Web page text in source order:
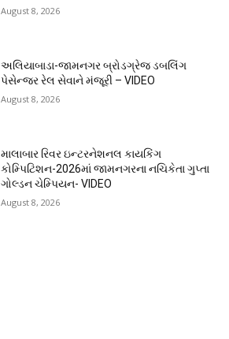
August 8, 2026
અલિયાબાડા-જામનગર બ્રોડગ્રેજ ડબલિંગ
પેસેન્જર રેલ સેવાને મંજૂરી – VIDEO
August 8, 2026
માલાબાર રિવર ઇન્ટરનેશનલ કાયકિંગ
કોમ્પિટિશન-2026માં જામનગરના નચિકેતા ગુપ્તા
ગોલ્ડન ચેમ્પિયન- VIDEO
August 8, 2026